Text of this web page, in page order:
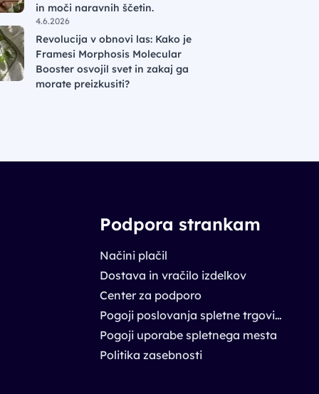
in moči naravnih ščetin.
4.6.2026
Revolucija v obnovi las: Kako je
Framesi Morphosis Molecular
Booster osvojil svet in zakaj ga
morate preizkusiti?
Podpora strankam
Načini plačil
Dostava in vračilo izdelkov
Center za podporo
Pogoji poslovanja spletne trgovine
Pogoji uporabe spletnega mesta
Politika zasebnosti